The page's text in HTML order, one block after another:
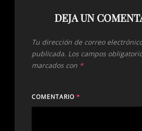
DEJA UN
Tu dirección de correo
publicada. Los campos
marcados con *
COMENTARIO *